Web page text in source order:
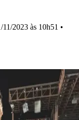
11/2023 às 10h51 •